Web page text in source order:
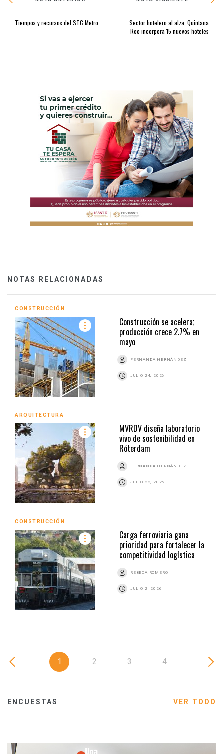
Tiempos y recursos del STC Metro
Sector hotelero al alza, Quintana
Roo incorpora 15 nuevos hoteles
NOTAS RELACIONADAS
CONSTRUCCIÓN
Construcción se acelera;
producción crece 2.7% en
mayo
FERNANDA HERNÁNDEZ
JULIO 24, 2026
ARQUITECTURA
MVRDV diseña laboratorio
vivo de sostenibilidad en
Róterdam
FERNANDA HERNÁNDEZ
JULIO 22, 2026
CONSTRUCCIÓN
Carga ferroviaria gana
prioridad para fortalecer la
competitividad logística
REBECA ROMERO
JULIO 2, 2026
1 2 3 4
ENCUESTAS VER TODO